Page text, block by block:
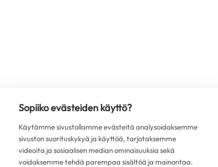
Sopiiko evästeiden käyttö?
Käytämme sivustollamme evästeitä analysoidaksemme
sivuston suorituskykyä ja käyttöä, tarjotaksemme
videoita ja sosiaalisen median ominaisuuksia sekä
voidaksemme tehdä parempaa sisältöä ja mainontaa.